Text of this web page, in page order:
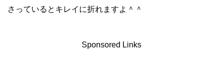
さっているとキレイに折れますよ＾＾
Sponsored Links